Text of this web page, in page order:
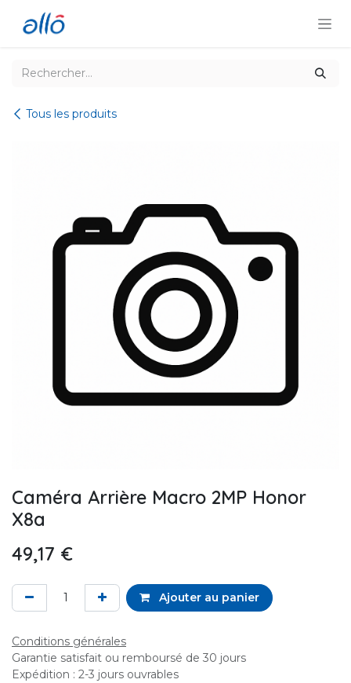
Tous les produits
Caméra Arrière Macro 2MP Honor
X8a
49,17 €
Ajouter au panier
Conditions générales
Garantie satisfait ou remboursé de 30 jours
Expédition : 2-3 jours ouvrables